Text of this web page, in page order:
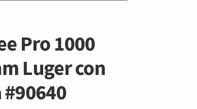
Pro 1000
Luger con